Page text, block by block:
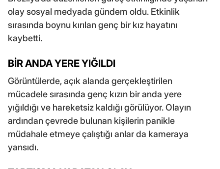
olay sosyal medyada gündem oldu. Etkinlik
sırasında boynu kırılan genç bir kız hayatını
kaybetti.
BİR ANDA YERE YIĞILDI
Görüntülerde, açık alanda gerçekleştirilen
mücadele sırasında genç kızın bir anda yere
yığıldığı ve hareketsiz kaldığı görülüyor. Olayın
ardından çevrede bulunan kişilerin panikle
müdahale etmeye çalıştığı anlar da kameraya
yansıdı.